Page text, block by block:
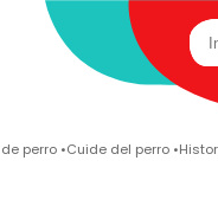
perro Cuide del perro